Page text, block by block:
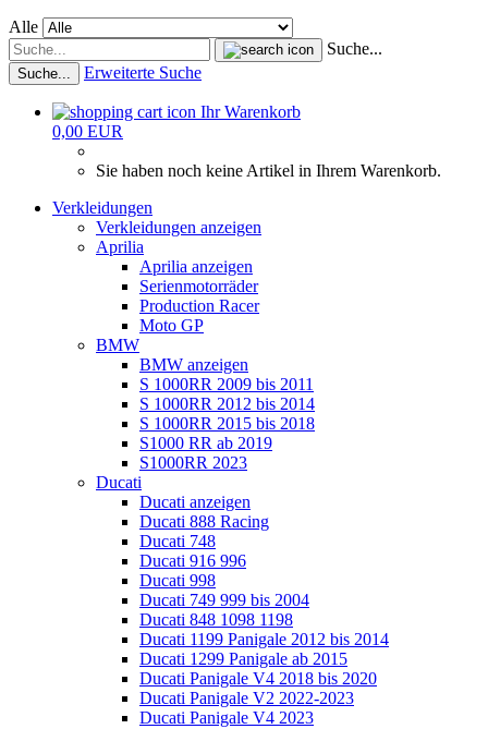
Alle
Suche...
Suche... Erweiterte Suche
Ihr Warenkorb
0,00 EUR
Sie haben noch keine Artikel in Ihrem Warenkorb.
Verkleidungen
Verkleidungen anzeigen
Aprilia
Aprilia anzeigen
Serienmotorräder
Production Racer
Moto GP
BMW
BMW anzeigen
S 1000RR 2009 bis 2011
S 1000RR 2012 bis 2014
S 1000RR 2015 bis 2018
S1000 RR ab 2019
S1000RR 2023
Ducati
Ducati anzeigen
Ducati 888 Racing
Ducati 748
Ducati 916 996
Ducati 998
Ducati 749 999 bis 2004
Ducati 848 1098 1198
Ducati 1199 Panigale 2012 bis 2014
Ducati 1299 Panigale ab 2015
Ducati Panigale V4 2018 bis 2020
Ducati Panigale V2 2022-2023
Ducati Panigale V4 2023